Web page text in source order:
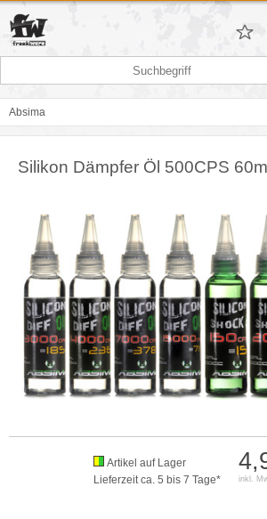
Absima
Silikon Dämpfer Öl 500CPS 60ml
inkl.
Artikel auf Lager
Lieferzeit ca. 5 bis 7 Tage*